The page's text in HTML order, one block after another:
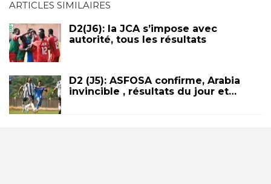
ARTICLES SIMILAIRES
D2(J6): la JCA s’impose avec
autorité, tous les résultats
D2 (J5): ASFOSA confirme, Arabia
invincible , résultats du jour et…